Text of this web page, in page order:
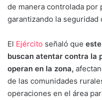
de manera controlada por
garantizando la seguridad
El Ejército señaló que
buscan atentar contra la
operan en la zona,
de las comunidades
operaciones en el área